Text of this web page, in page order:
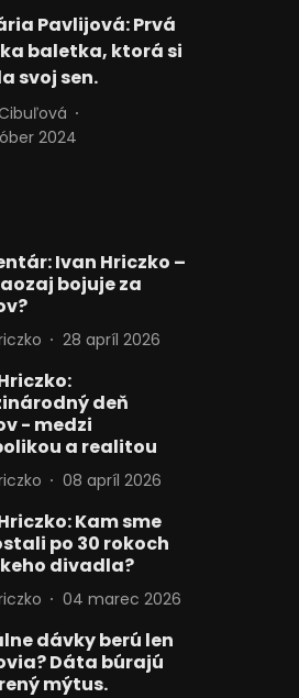
Pavlijová: Prvá
baletka, ktorá si
svoj sen.
2024
Ivan Hriczko –
bojuje za
28 apríl 2026
deň
- medzi
a realitou
08 apríl 2026
Kam sme
po 30 rokoch
divadla?
04 marec 2026
dávky berú len
Dáta búrajú
mýtus.